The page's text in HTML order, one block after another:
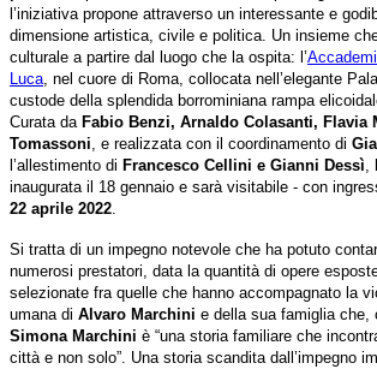
l’iniziativa propone attraverso un interessante e
dimensione artistica, civile e politica. Un insieme
culturale a partire dal luogo che la ospita: l’
Luca, nel cuore di Roma, collocata nell’elegante
custode della splendida borrominiana rampa
Curata da Fabio Benzi, Arnaldo Colasanti, Flavia
Tomassoni, e realizzata con il coordinamento di
l’allestimento di Francesco Cellini e Gianni Dessì,
inaugurata il 18 gennaio e sarà visitabile - con
22 aprile 2022.
Si tratta di un impegno notevole che ha potuto
numerosi prestatori, data la quantità di opere
selezionate fra quelle che hanno accompagnato la
umana di Alvaro Marchini e della sua famiglia che,
Simona Marchini è “una storia familiare che
città e non solo”. Una storia scandita dall’impegno